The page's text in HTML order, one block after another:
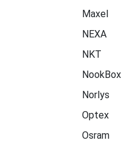
Maxel
NEXA
NKT
NookBox
Norlys
Optex
Osram